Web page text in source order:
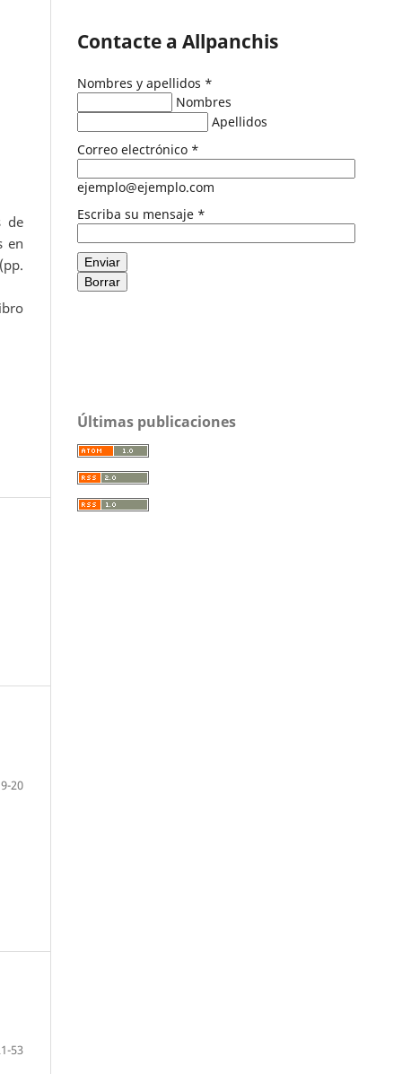
de
en
9-20
53
Contacte a Allpanchis
Nombres y apellidos *
Nombres
Apellidos
Correo electrónico *
ejemplo@ejemplo.com
Escriba su mensaje *
Enviar
Borrar
Últimas publicaciones